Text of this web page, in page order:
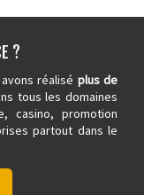
?
réalisé plus de
tous les domaines
casino, promotion
partout dans le